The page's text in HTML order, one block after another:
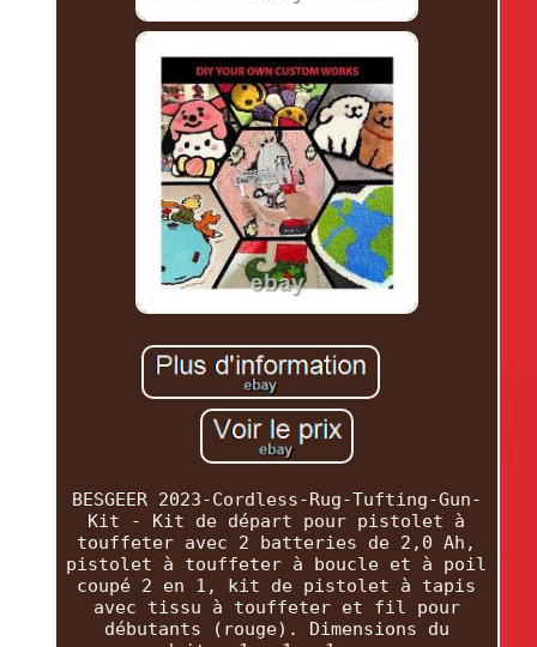
BESGEER 2023-Cordless-Rug-Tufting-Gun-
Kit - Kit de départ pour pistolet à
touffeter avec 2 batteries de 2,0 Ah,
pistolet à touffeter à boucle et à poil
coupé 2 en 1, kit de pistolet à tapis
avec tissu à touffeter et fil pour
débutants (rouge). Dimensions du